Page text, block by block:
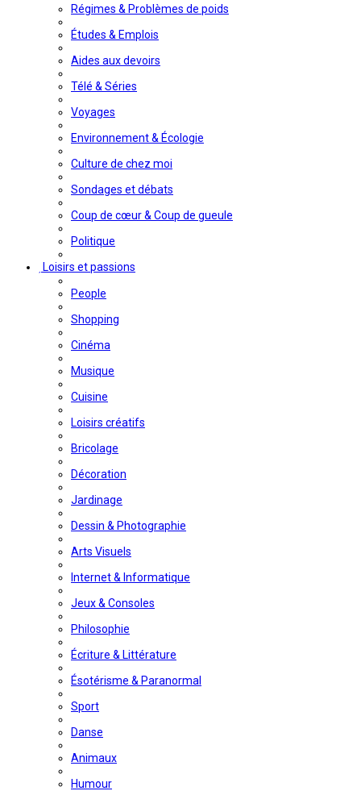
Régimes & Problèmes de poids
Études & Emplois
Aides aux devoirs
Télé & Séries
Voyages
Environnement & Écologie
Culture de chez moi
Sondages et débats
Coup de cœur & Coup de gueule
Politique
Loisirs et passions
People
Shopping
Cinéma
Musique
Cuisine
Loisirs créatifs
Bricolage
Décoration
Jardinage
Dessin & Photographie
Arts Visuels
Internet & Informatique
Jeux & Consoles
Philosophie
Écriture & Littérature
Ésotérisme & Paranormal
Sport
Danse
Animaux
Humour